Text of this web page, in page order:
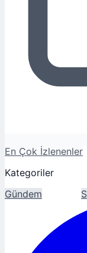
En Çok İzlenenler
Kategoriler
Gündem